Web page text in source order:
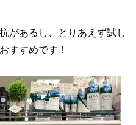
があるし、とりあえず試し
すすめです！